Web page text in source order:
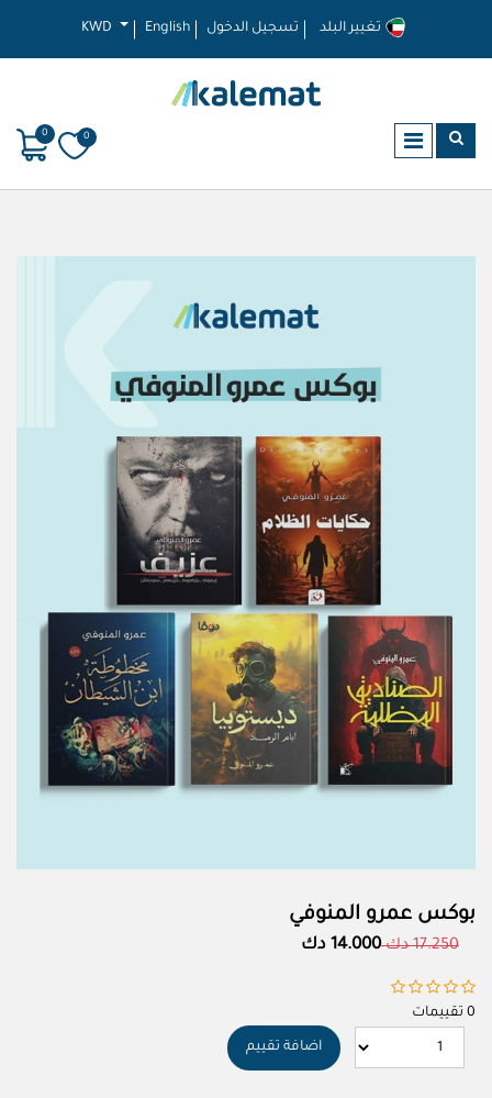
KWD English تسجيل الدخول
0
0
بوكس عمرو المنوفي
17.250 دك 14.000 دك
0 تقييمات
اضافة تقييم